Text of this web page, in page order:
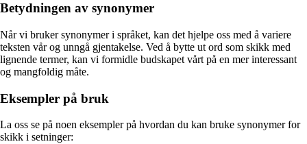
Betydningen av synonymer
Når vi bruker synonymer i språket, kan det hjelpe oss med å variere
teksten vår og unngå gjentakelse. Ved å bytte ut ord som skikk med
lignende termer, kan vi formidle budskapet vårt på en mer interessant
og mangfoldig måte.
Eksempler på bruk
La oss se på noen eksempler på hvordan du kan bruke synonymer for
skikk i setninger: